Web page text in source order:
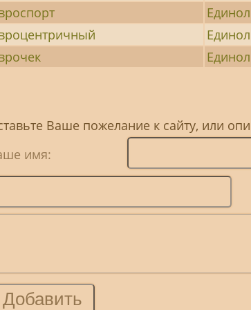
Ваше пожелание к сайту, или
имя: